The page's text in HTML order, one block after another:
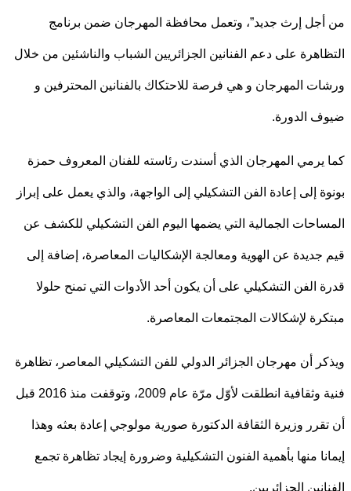
إرث جديد”، وتعمل محافظة المهرجان ضمن برنامج
على دعم الفنانين الجزائريين الشباب والناشئين من خلال
المهرجان و هي فرصة للاحتكاك بالفنانين المحترفين و
الدورة.
يرمي المهرجان الذي أسندت رئاسته للفنان المعروف حمزة
إلى إعادة الفن التشكيلي إلى الواجهة، والذي يعمل على إبراز
الجمالية التي يضمها اليوم الفن التشكيلي للكشف عن
عن الهوية ومعالجة الإشكاليات المعاصرة، إضافة إلى
الفن التشكيلي على أن يكون أحد الأدوات التي تمنح حلولا
لإشكالات المجتمعات المعاصرة.
أن مهرجان الجزائر الدولي للفن التشكيلي المعاصر، تظاهرة
فنية وثقافية انطلقت لأوّل مرّة عام 2009، وتوقفت منذ 2016 قبل
وزيرة الثقافة الدكتورة صورية مولوجي إعادة بعثه وهذا
منها بأهمية الفنون التشكيلية وضرورة إيجاد تظاهرة تجمع
الجزائريين.